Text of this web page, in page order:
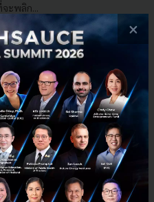
ะพลิก...
Energy Storage
×